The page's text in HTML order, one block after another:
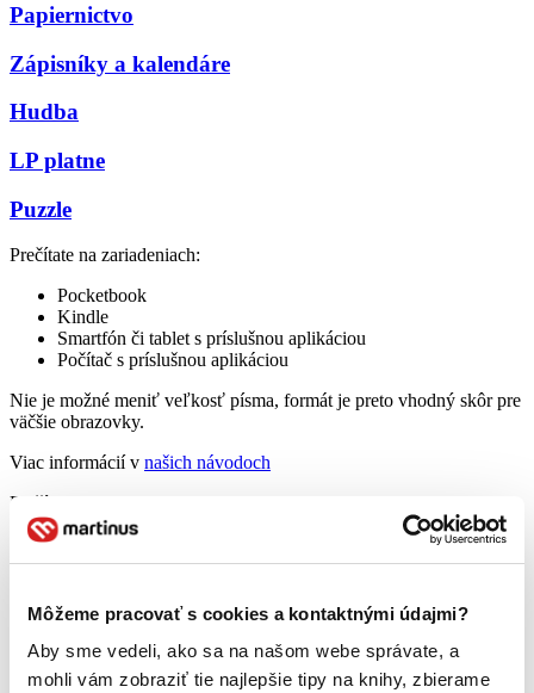
Môžeme pracovať s cookies a kontaktnými údajmi?
Aby sme vedeli, ako sa na našom webe správate, a
mohli vám zobraziť tie najlepšie tipy na knihy, zbierame
Papiernictvo
Zápisníky a kalendáre
Hudba
LP platne
Puzzle
Prečítate na zariadeniach:
Pocketbook
Kindle
Smartfón či tablet s príslušnou aplikáciou
Počítač s príslušnou aplikáciou
Nie je možné meniť veľkosť písma, formát je preto vhodný skôr pre
väčšie obrazovky.
Viac informácií v našich návodoch
Prečítate na zariadeniach:
Kindle
Počítač s príslušnou aplikáciou
Viac informácií vnašich návodoch